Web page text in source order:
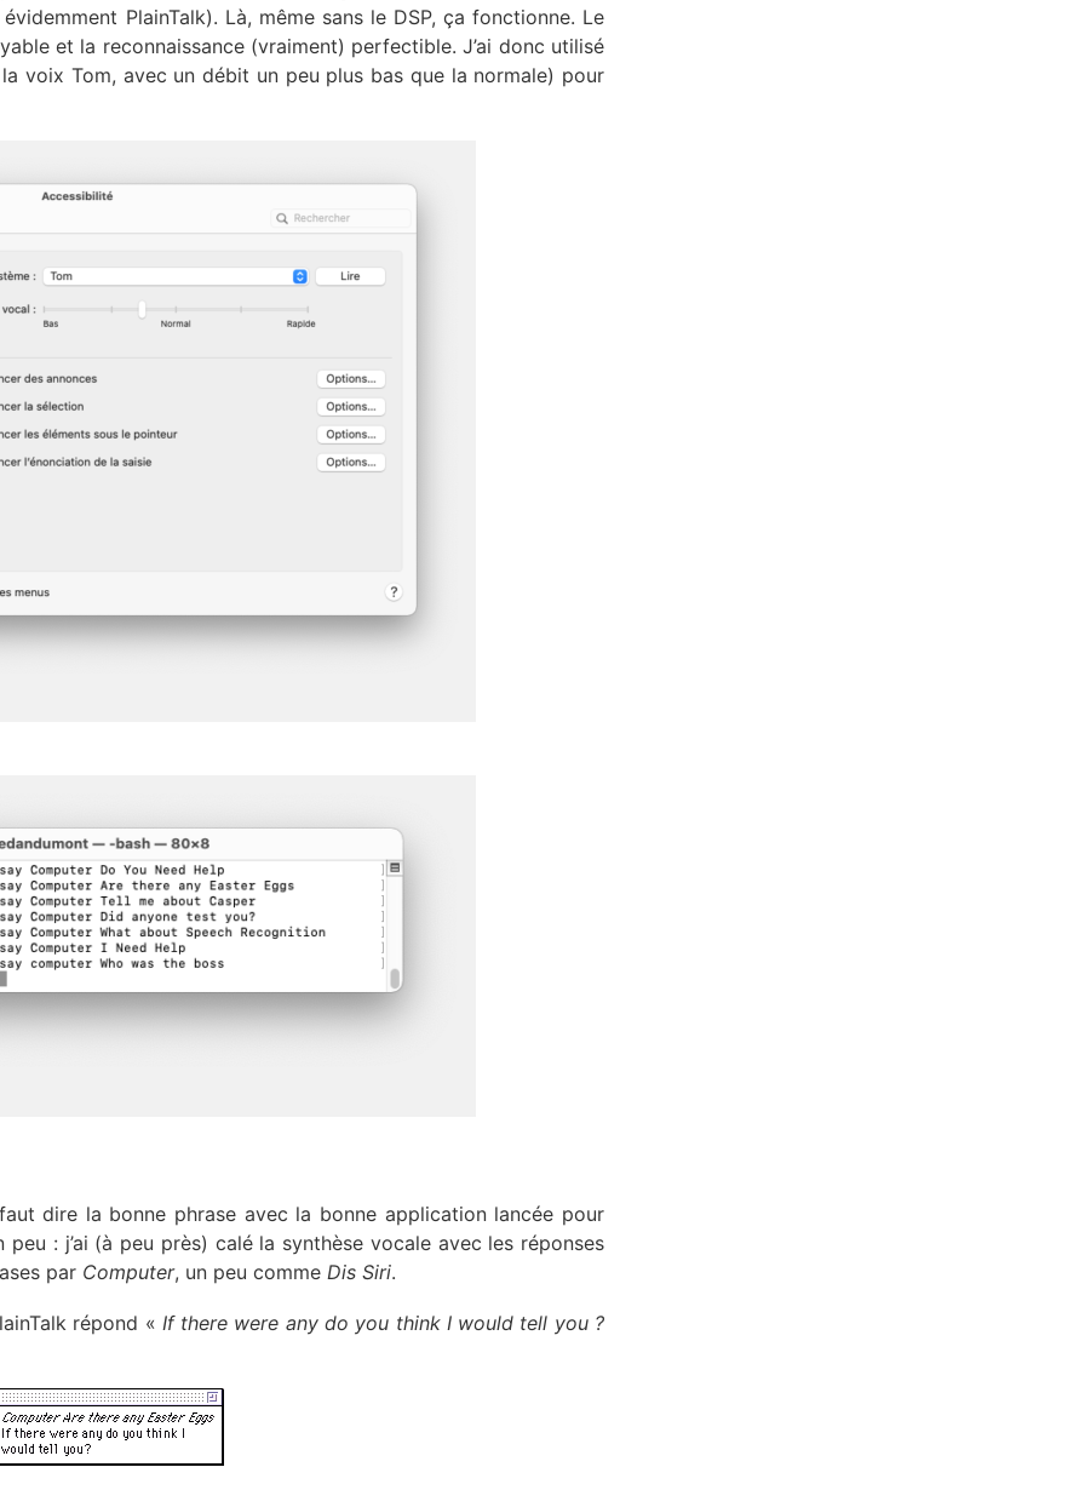
PlainTalk). Là, même sans le DSP, ça fonctionne. Le
et la reconnaissance (vraiment) perfectible. J’ai donc utilisé
voix Tom, avec un débit un peu plus bas que la normale) pour
dire la bonne phrase avec la bonne application lancée pour
: j’ai (à peu près) calé la synthèse vocale avec les réponses
par Computer, un peu comme Dis Siri.
répond « If there were any do you think I would tell you ?